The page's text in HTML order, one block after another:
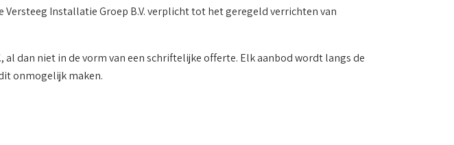
Installatie Groep B.V. verplicht tot het geregeld verrichten van
al dan niet in de vorm van een schriftelijke offerte. Elk aanbod wordt langs de
onmogelijk maken.